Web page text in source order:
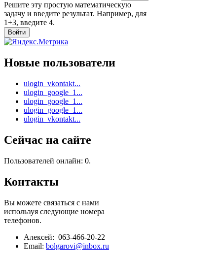
Решите эту простую математическую
задачу и введите результат. Например, для
1+3, введите 4.
Новые пользователи
ulogin_vkontakt...
ulogin_google_1...
ulogin_google_1...
ulogin_google_1...
ulogin_vkontakt...
Сейчас на сайте
Пользователей онлайн: 0.
Контакты
Вы можете связаться с нами
используя следующие номера
телефонов.
Алексей: 063-466-20-22
Email: bolgarovi@inbox.ru